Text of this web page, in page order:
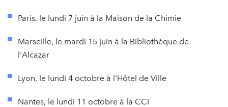
Paris, le lundi 7 juin à la Maison de la Chimie
Marseille, le mardi 15 juin à la Bibliothèque de
l'Alcazar
Lyon, le lundi 4 octobre à l'Hôtel de Ville
Nantes, le lundi 11 octobre à la CCI